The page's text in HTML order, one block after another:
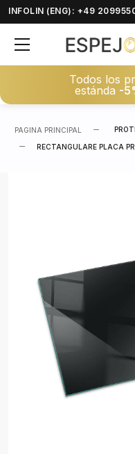
INFOLIN (ENG): +49
Todos los
estánda -
PAGINA PRINCIPAL
RECTANGULARE PLACA